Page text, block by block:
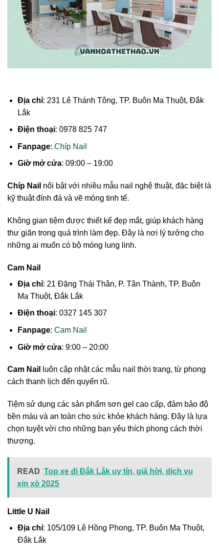
Địa chỉ: 231 Lê Thánh Tông, TP. Buôn Ma Thuột, Đắk
Lắk
Điện thoại: 0978 825 747
Fanpage: Chíp Nail
Giờ mở cửa: 09:00 – 19:00
Chíp Nail nổi bật với nhiều mẫu nail nghệ thuật, đặc biệt là
kỹ thuật đính đá và vẽ móng tinh tế.
Không gian tiệm được thiết kế đẹp mắt, giúp khách hàng
thư giãn trong quá trình làm đẹp. Đây là nơi lý tưởng cho
những ai muốn có bộ móng lung linh.
Cam Nail
Địa chỉ: 21 Đặng Thái Thân, P. Tân Thành, TP. Buôn
Ma Thuột, Đắk Lắk
Điện thoại: 0327 145 307
Fanpage: Cam Nail
Giờ mở cửa: 9:00 – 20:00
Cam Nail
luôn cập nhật các mẫu nail thời trang, từ phong
cách thanh lịch đến quyến rũ.
Tiệm sử dụng các sản phẩm sơn gel cao cấp, đảm bảo độ
bền màu và an toàn cho sức khỏe khách hàng. Đây là lựa
chọn tuyệt vời cho những bạn yêu thích phong cách thời
thượng.
READ Top xe đi Đắk Lắk uy tín, giá hời, dịch vụ
xịn xò 2025
Little U Nail
Địa chỉ: 105/109 Lê Hồng Phong, TP. Buôn Ma Thuột,
Đắk Lắk